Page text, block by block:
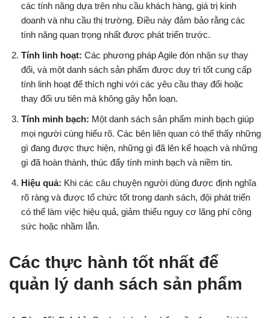
các tính năng dựa trên nhu cầu khách hàng, giá trị kinh
doanh và nhu cầu thị trường. Điều này đảm bảo rằng các
tính năng quan trọng nhất được phát triển trước.
Tính linh hoạt: Các phương pháp Agile đón nhận sự thay
đổi, và một danh sách sản phẩm được duy trì tốt cung cấp
tính linh hoạt để thích nghi với các yêu cầu thay đổi hoặc
thay đổi ưu tiên mà không gây hỗn loạn.
Tính minh bạch: Một danh sách sản phẩm minh bạch giúp
mọi người cùng hiểu rõ. Các bên liên quan có thể thấy những
gì đang được thực hiện, những gì đã lên kế hoạch và những
gì đã hoàn thành, thúc đẩy tính minh bạch và niềm tin.
Hiệu quả: Khi các câu chuyện người dùng được định nghĩa
rõ ràng và được tổ chức tốt trong danh sách, đội phát triển
có thể làm việc hiệu quả, giảm thiểu nguy cơ lãng phí công
sức hoặc nhầm lẫn.
Các thực hành tốt nhất để
quản lý danh sách sản phẩm